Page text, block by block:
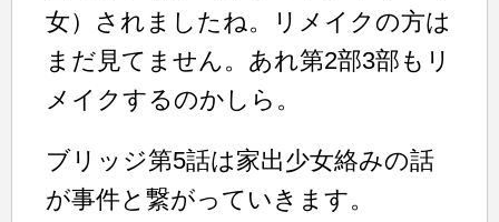
女）されましたね。リメイクの方は
まだ見てません。あれ第2部3部もリ
メイクするのかしら。
ブリッジ第5話は家出少女絡みの話
が事件と繋がっていきます。